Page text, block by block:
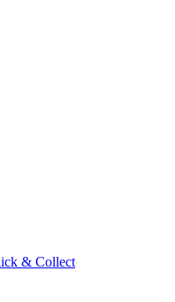
& Collect